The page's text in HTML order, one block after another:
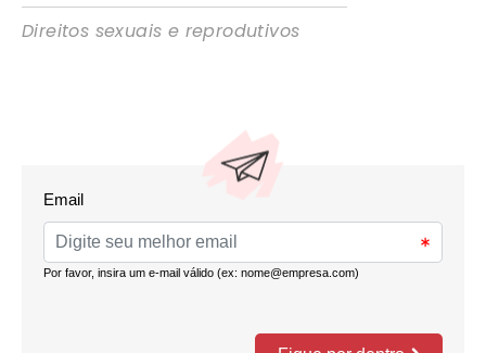
Direitos sexuais e reprodutivos